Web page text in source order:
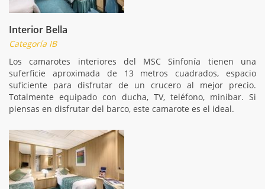
Interior Bella
Categoría IB
Los camarotes interiores del MSC Sinfonía tienen una
suferficie aproximada de 13 metros cuadrados, espacio
suficiente para disfrutar de un crucero al mejor precio.
Totalmente equipado con ducha, TV, teléfono, minibar. Si
piensas en disfrutar del barco, este camarote es el ideal.